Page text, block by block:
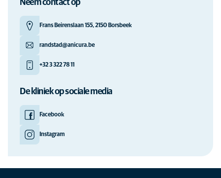
Neem contact op
Frans Beirenslaan 155, 2150 Borsbeek
randstad@anicura.be
+32 3 322 78 11
De kliniek op sociale media
Facebook
Instagram